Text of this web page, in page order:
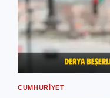
CUMHURIYET